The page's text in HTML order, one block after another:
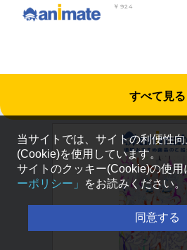
￥924
すべて見る
当サイトでは、サイトの利便性
(Cookie)を使用しています。
サイトのクッキー(Cookie)の使用
ーポリシー」
をお読みください。
同意する